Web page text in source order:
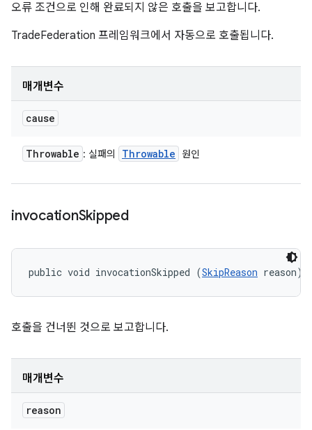
오류 조건으로 인해 완료되지 않은 호출을 보고합니다.
TradeFederation 프레임워크에서 자동으로 호출됩니다.
매개변수
cause
Throwable : 실패의 Throwable 원인
invocationSkipped
public void invocationSkipped (SkipReason reason)
호출을 건너뛴 것으로 보고합니다.
매개변수
reason